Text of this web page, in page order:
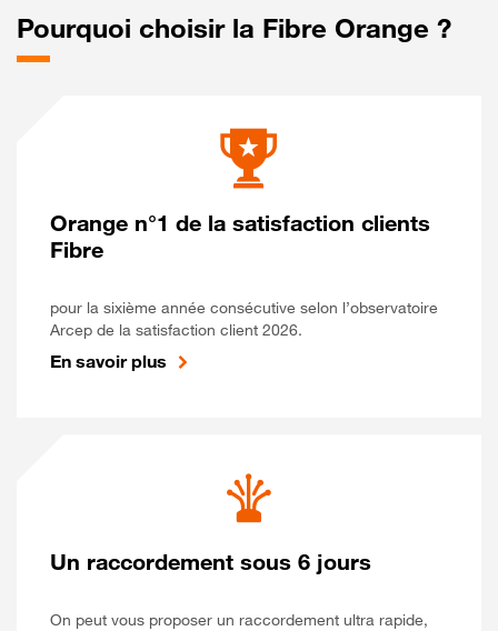
Pourquoi choisir la Fibre Orange ?
Orange n°1 de la satisfaction clients
Fibre
pour la sixième année consécutive selon l’observatoire
Arcep de la satisfaction client 2026.
En savoir plus
Un raccordement sous 6 jours
On peut vous proposer un raccordement ultra rapide,